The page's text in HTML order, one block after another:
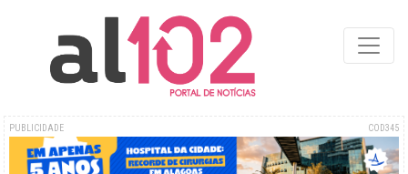
PUBLICIDADE COD345